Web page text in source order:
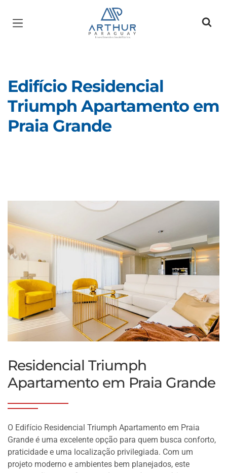
Página inicial
Edifício Residencial
Triumph Apartamento em
Praia Grande
Residencial Triumph
Apartamento em Praia Grande
O Edifício Residencial Triumph Apartamento em Praia
Grande é uma excelente opção para quem busca conforto,
praticidade e uma localização privilegiada. Com um
projeto moderno e ambientes bem planejados, este